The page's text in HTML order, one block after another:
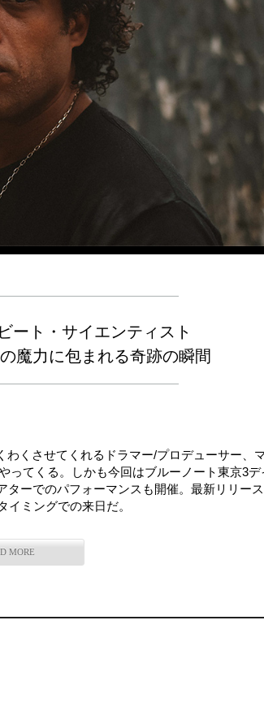
ート・サイエンティスト
魔力に包まれる奇跡の瞬間
くさせてくれるドラマー/プロデューサー、
ってくる。しかも今回はブルーノート東京3デ
ターでのパフォーマンスも開催。最新リリース
イミングでの来日だ。
MORE